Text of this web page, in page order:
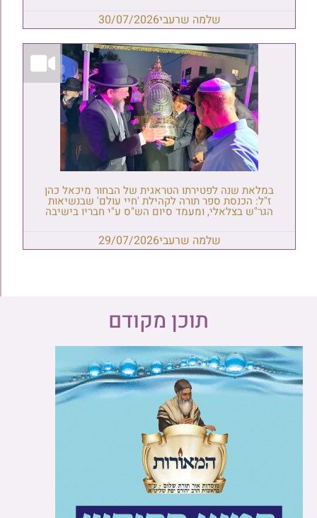
שלמה שרעבי30/07/2026
במלאת שנה לפטירתו הטראגית של הבחור מיכאל כהן
ז"ל: הכנסת ספר תורה לקהילת 'חיי עולם' שבנשיאות
הגר"ש בצלאלי, ומעמד סיום הש"ס ע"י חבריו בישיבה
שלמה שרעבי29/07/2026
תוכן מקודם